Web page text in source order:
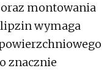
oraz montowania
wymaga
znacznie